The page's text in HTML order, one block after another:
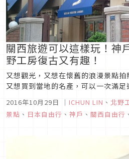
關西旅遊可以這樣玩！神
野工房復古又有趣！
又想觀光，又想在懷舊的浪漫景點拍
又想買到當地的名產，可以一次滿
2016年10月29日 ｜ ICHUN LIN 、 北野
景點 、 日本自由行 、 神戶 、 關西自由行 、